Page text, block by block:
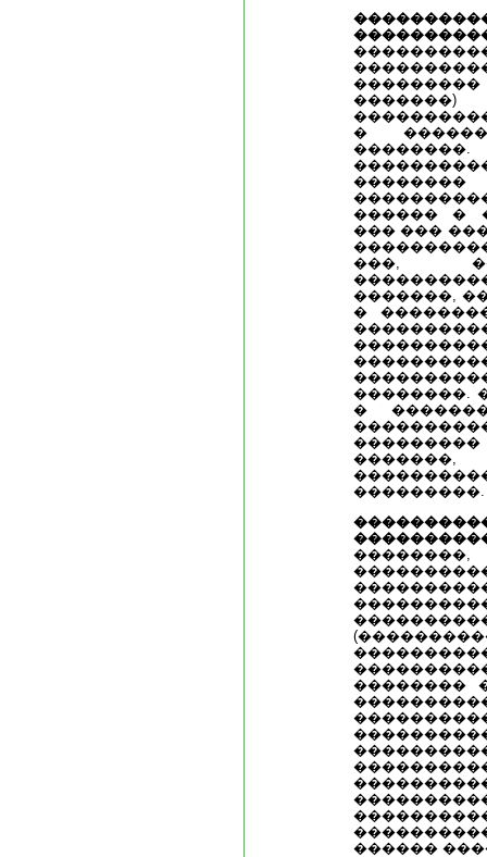
�
������ �
��� ���
���,
�������,
�
��������.
�
���������.
��������
������